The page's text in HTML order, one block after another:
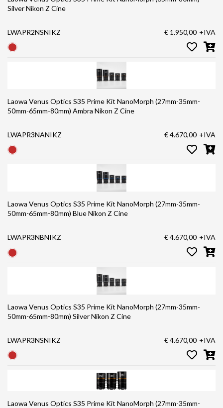
Silver Nikon Z Cine
LWAPR2NSNIKZ € 1.950,00 +IVA
Laowa Venus Optics S35 Prime Kit NanoMorph (27mm-35mm-
50mm-65mm-80mm) Ambra Nikon Z Cine
LWAPR3NANIKZ € 4.670,00 +IVA
Laowa Venus Optics S35 Prime Kit NanoMorph (27mm-35mm-
50mm-65mm-80mm) Blue Nikon Z Cine
LWAPR3NBNIKZ € 4.670,00 +IVA
Laowa Venus Optics S35 Prime Kit NanoMorph (27mm-35mm-
50mm-65mm-80mm) Silver Nikon Z Cine
LWAPR3NSNIKZ € 4.670,00 +IVA
Laowa Venus Optics S35 Prime Kit NanoMorph (27mm-35mm-